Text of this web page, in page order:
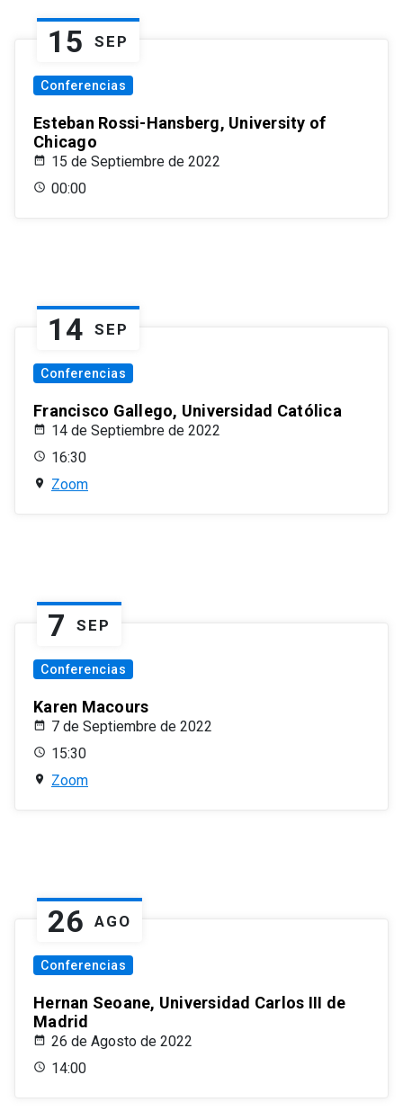
15 SEP
Conferencias
Esteban Rossi-Hansberg, University of
Chicago
15 de Septiembre de 2022
00:00
14 SEP
Conferencias
Francisco Gallego, Universidad Católica
14 de Septiembre de 2022
16:30
Zoom
7 SEP
Conferencias
Karen Macours
7 de Septiembre de 2022
15:30
Zoom
26 AGO
Conferencias
Hernan Seoane, Universidad Carlos III de
Madrid
26 de Agosto de 2022
14:00